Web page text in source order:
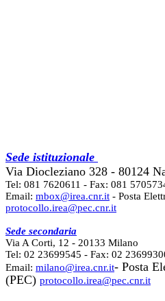
Sede istituzionale
Via Diocleziano 328 - 80124
Tel: 081 7620611 - Fax: 081
Email: mbox@irea.cnr.it - Posta
protocollo.irea@pec.cnr.it
Sede secondaria
Via A Corti, 12 - 20133 Milano
Tel: 02 23699545 - Fax: 02
Email: milano@irea.cnr.it- Posta
(PEC) protocollo.irea@pec.cnr.it